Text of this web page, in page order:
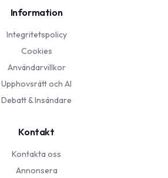
Information
Integritetspolicy
Cookies
Användarvillkor
Upphovsrätt och AI
Debatt & Insändare
Kontakt
Kontakta oss
Annonsera